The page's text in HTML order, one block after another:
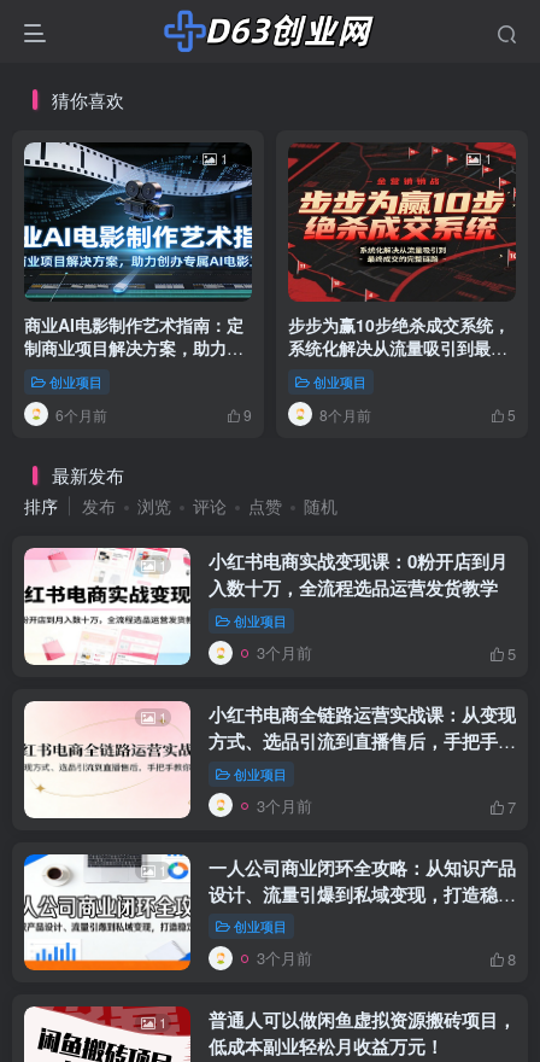
猜你喜欢
1
商业AI电影制作艺术指南：定
制商业项目解决方案，助力创
办专属AI电影工作室
创业项目
6个月前 9
1
步步为赢10步绝杀成交系统，
系统化解决从流量吸引到最终
成交的完整链路
创业项目
8个月前 5
最新发布
排序 发布 浏览 评论 点赞 随机
1
小红书电商实战变现课：0粉开店到月
入数十万，全流程选品运营发货教学
创业项目
3个月前 5
1
小红书电商全链路运营实战课：从变现
方式、选品引流到直播售后，手把手教
你出单
创业项目
3个月前 7
1
一人公司商业闭环全攻略：从知识产品
设计、流量引爆到私域变现，打造稳定
收入创业项目
3个月前 8
1
普通人可以做闲鱼虚拟资源搬砖项目，
低成本副业轻松月收益万元！